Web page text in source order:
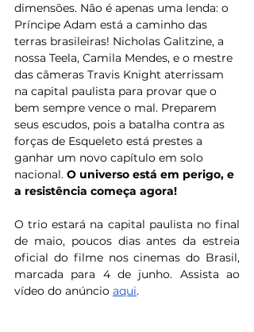
dimensões. Não é apenas uma lenda: o
Príncipe Adam está a caminho das
terras brasileiras! Nicholas Galitzine, a
nossa Teela, Camila Mendes, e o mestre
das câmeras Travis Knight aterrissam
na capital paulista para provar que o
bem sempre vence o mal. Preparem
seus escudos, pois a batalha contra as
forças de Esqueleto está prestes a
ganhar um novo capítulo em solo
nacional. O universo está em perigo, e
a resistência começa agora!
O trio estará na capital paulista no final
de maio, poucos dias antes da estreia
oficial do filme nos cinemas do Brasil,
marcada para 4 de junho. Assista ao
vídeo do anúncio aqui.